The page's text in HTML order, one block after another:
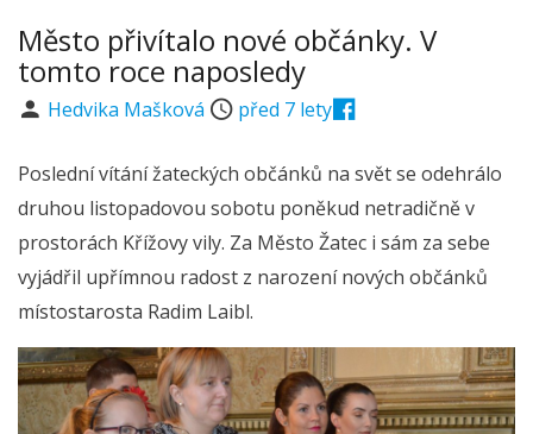
Město přivítalo nové občánky. V
tomto roce naposledy
Hedvika Mašková před 7 lety
Poslední vítání žateckých občánků na svět se odehrálo
druhou listopadovou sobotu poněkud netradičně v
prostorách Křížovy vily. Za Město Žatec i sám za sebe
vyjádřil upřímnou radost z narození nových občánků
místostarosta Radim Laibl.